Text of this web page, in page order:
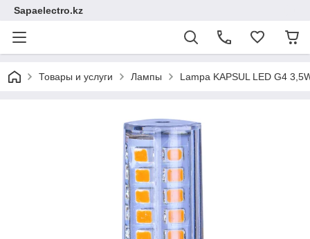
Sapaelectro.kz
Товары и услуги Лампы Lampa KAPSUL LED G4